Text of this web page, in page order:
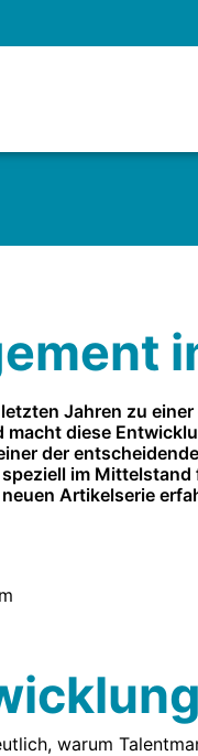
Jahren zu
diese
der
im
Artikelserie
warum